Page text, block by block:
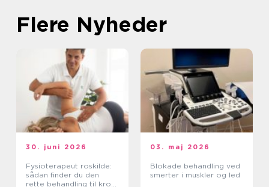
Flere Nyheder
30. juni 2026
Fysioterapeut roskilde:
sådan finder du den
rette behandling til krop
03. maj 2026
Blokade behandling ved
smerter i muskler og led